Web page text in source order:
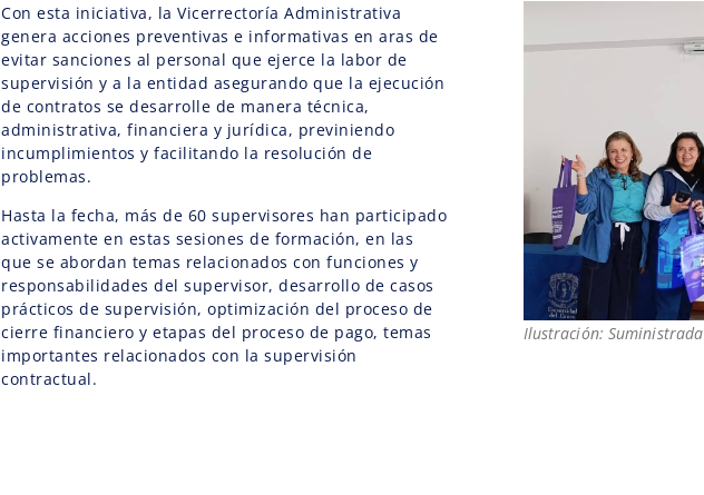
Con esta iniciativa, la Vicerrectoría Administrativa
genera acciones preventivas e informativas en aras de
evitar sanciones al personal que ejerce la labor de
supervisión y a la entidad asegurando que la ejecución
de contratos se desarrolle de manera técnica,
administrativa, financiera y jurídica, previniendo
incumplimientos y facilitando la resolución de
problemas.
Hasta la fecha, más de 60 supervisores han participado
activamente en estas sesiones de formación, en las
que se abordan temas relacionados con funciones y
responsabilidades del supervisor, desarrollo de casos
prácticos de supervisión, optimización del proceso de
cierre financiero y etapas del proceso de pago, temas
importantes relacionados con la supervisión
contractual.
Ilustración: Suministrada